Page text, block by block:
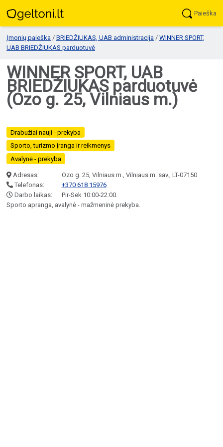
Paieška
Įmonių paieška / BRIEDŽIUKAS, UAB administracija / WINNER SPORT,
UAB BRIEDŽIUKAS parduotuvė
WINNER SPORT, UAB
BRIEDŽIUKAS parduotuvė
(Ozo g. 25, Vilniaus m.)
Drabužiai nauji - prekyba
Sporto, turizmo įranga ir reikmenys
Avalynė - prekyba
Adresas:
Ozo g. 25, Vilniaus m., Vilniaus m. sav., LT-07150
Telefonas:
+370 618 15976
Darbo laikas:
Pir-Sek 10:00-22:00.
Sporto apranga, avalynė - mažmeninė prekyba.